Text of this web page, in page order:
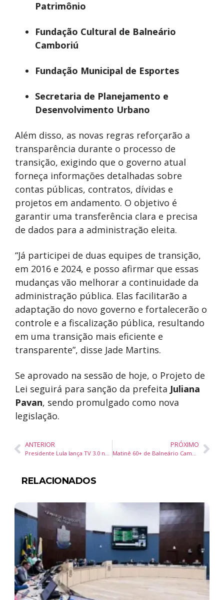
Patrimônio
Fundação Cultural de Balneário
Camboriú
Fundação Municipal de Esportes
Secretaria de Planejamento e
Desenvolvimento Urbano
Além disso, as novas regras reforçarão a
transparência durante o processo de
transição, exigindo que o governo atual
forneça informações detalhadas sobre
contas públicas, contratos, dívidas e
projetos em andamento. O objetivo é
garantir uma transferência clara e precisa
de dados para a administração eleita.
“Já participei de duas equipes de transição,
em 2016 e 2024, e posso afirmar que essas
mudanças vão melhorar a continuidade da
administração pública. Elas facilitarão a
adaptação do novo governo e fortalecerão o
controle e a fiscalização pública, resultando
em uma transição mais eficiente e
transparente”, disse Jade Martins.
Se aprovado na sessão de hoje, o Projeto de
Lei seguirá para sanção da prefeita Juliana
Pavan, sendo promulgado como nova
legislação.
ANTERIOR
Presidente Lula lança TV 3.0 no Brasil com início das transmissões em 2026
PRÓXIMO
Matinê 60+ de Balneário Camboriú celebra terceira idade com temática sertaneja
RELACIONADOS